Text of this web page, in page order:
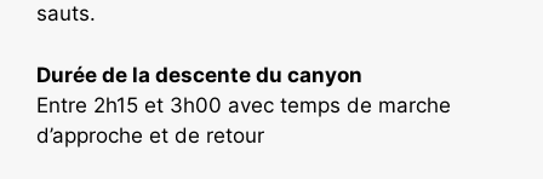
sauts.
Durée de la descente du canyon
Entre 2h15 et 3h00 avec temps de marche
d’approche et de retour